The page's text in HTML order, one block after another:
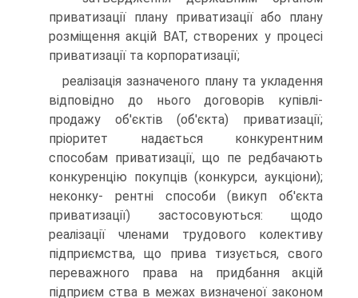
приватизації плану приватизації або плану
розміщення акцій ВАТ, створених у процесі
приватизації та корпоратизації;
реалізація зазначеного плану та укладення
відповідно до нього договорів купівлі-
продажу об'єктів (об'єкта) приватизації;
пріоритет надається конкурентним
способам приватизації, що пе редбачають
конкуренцію покупців (конкурси, аукціони);
неконку- рентні способи (викуп об'єкта
приватизації) застосовуються: щодо
реалізації членами трудового колективу
підприємства, що прива тизується, свого
переважного права на придбання акцій
підприєм ства в межах визначеної законом